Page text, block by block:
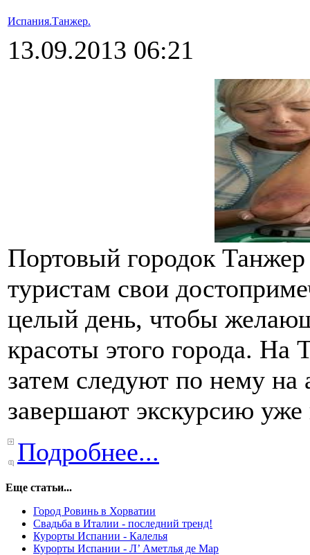
Испания.Танжер.
13.09.2013 06:21
Портовый городок
туристам свои
целый день, чтобы
красоты этого города. На
затем следуют по нему на
завершают экскурсию
Подробнее...
Еще статьи...
Город Ровинь в Хорватии
Свадьба в Италии - последний тренд!
Курорты Испании - Калелья
Курорты Испании - Л’ Аметлья де Мар